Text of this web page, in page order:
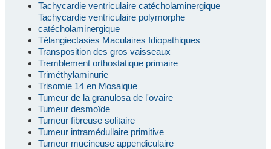
Tachycardie ventriculaire catécholaminergique
Tachycardie ventriculaire polymorphe
catécholaminergique
Télangiectasies Maculaires Idiopathiques
Transposition des gros vaisseaux
Tremblement orthostatique primaire
Triméthylaminurie
Trisomie 14 en Mosaique
Tumeur de la granulosa de l'ovaire
Tumeur desmoïde
Tumeur fibreuse solitaire
Tumeur intramédullaire primitive
Tumeur mucineuse appendiculaire